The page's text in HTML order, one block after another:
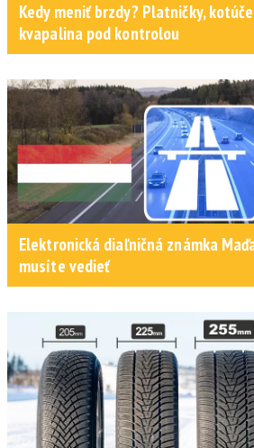
Kedy meniť brzdy? Platničky,
kvapalina pod kontrolou
Elektronická diaľničná známka
musíte vedieť